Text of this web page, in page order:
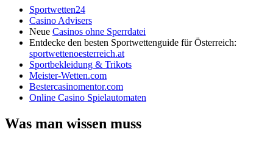
Sportwetten24
Casino Advisers
Neue Casinos ohne Sperrdatei
Entdecke den besten Sportwettenguide für Österreich:
sportwettenoesterreich.at
Sportbekleidung & Trikots
Meister-Wetten.com
Bestercasinomentor.com
Online Casino Spielautomaten
Was man wissen muss